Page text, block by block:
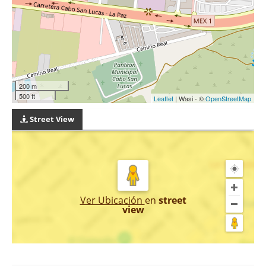
200 m
500 ft
Leaflet | Wasi - ©OpenStreetMap
Street View
Ver Ubicación en street
view